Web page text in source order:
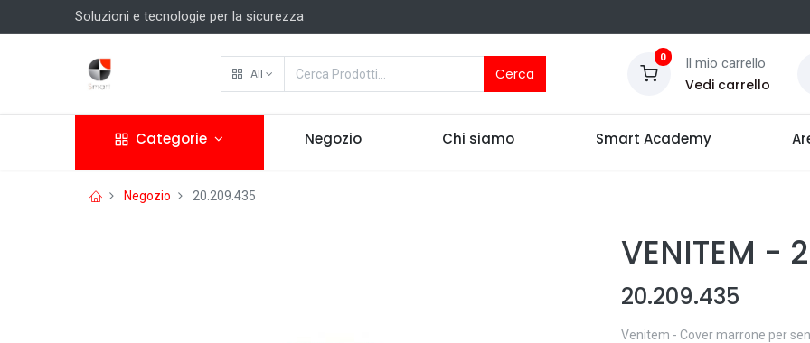
Soluzioni e tecnologie per la sicurezza
All Cerca
0 Il mio carrello
Vedi carrello
Categorie Negozio Chi siamo Smart Academy
Negozio 20.209.435
VENITEM -
20.209.435
Venitem - Cover marrone per